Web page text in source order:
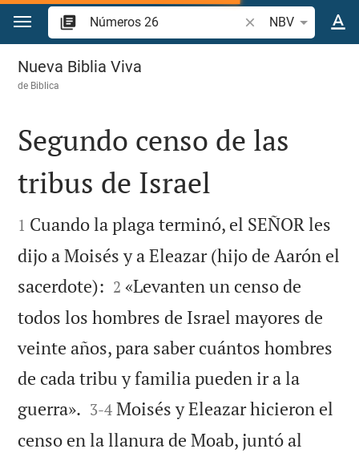
Ir a un contenido
Buscar versículo
NBV
Números 26
Nueva Biblia Viva
de Biblica

Segundo censo de las
tribus de Israel

1 Cuando la plaga terminó, el SEÑOR les
dijo a Moisés y a Eleazar (hijo de Aarón el
sacerdote): 

2 «Levanten un censo de
todos los hombres de Israel mayores de
veinte años, para saber cuántos hombres
de cada tribu y familia pueden ir a la
guerra». 

3-4 Moisés y Eleazar hicieron el
censo en la llanura de Moab, juntó al